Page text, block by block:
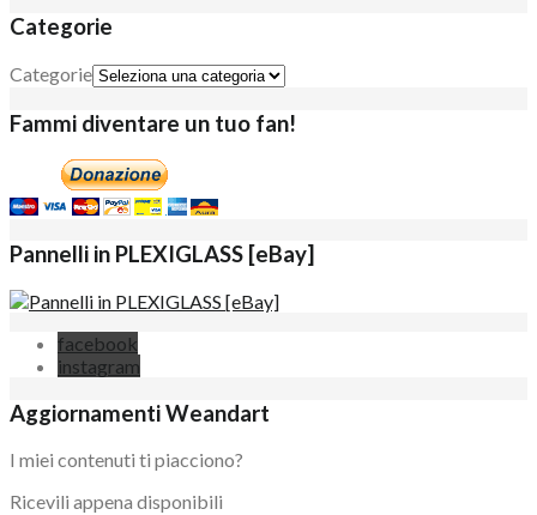
Categorie
Categorie
Fammi diventare un tuo fan!
Pannelli in PLEXIGLASS [eBay]
facebook
instagram
Aggiornamenti Weandart
I miei contenuti ti piacciono?
Ricevili appena disponibili